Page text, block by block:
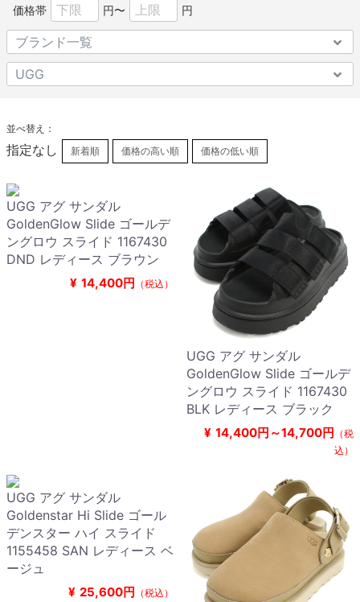
価格帯 円〜 円
並べ替え：
指定なし 新着順 価格の高い順 価格の低い順
UGG アグ サンダル
GoldenGlow Slide ゴールデ
ングロウ スライド 1167430
DND レディース ブラウン
¥ 14,400円 （税込）
UGG アグ サンダル
GoldenGlow Slide ゴールデ
ングロウ スライド 1167430
BLK レディース ブラック
¥ 14,400円～14,700円 （税
込）
UGG アグ サンダル
Goldenstar Hi Slide ゴール
デンスター ハイ スライド
1155458 SAN レディース ベ
ージュ
¥ 25,600円 （税込）